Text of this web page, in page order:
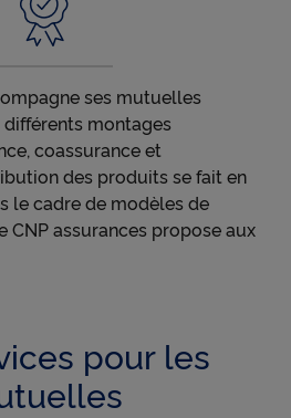
ses mutuelles
montages
coassurance et
des produits se fait en
le cadre de modèles de
assurances propose aux
pour les
sans accepter » vous
navigation seront déposés.